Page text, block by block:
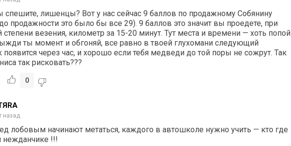
спешите, лишенцы? Вот у нас сейчас 9 баллов по продажному Собянину
продажности это было бы все 29). 9 баллов это значит вы проедете, при
степени везения, километр за 15-20 минут. Тут места и времени — хоть попой
ты момент и обгоняй, все равно в твоей глухомани следующий
появится через час, и хорошо если тебя медведи до той поры не сожрут. Так
так рисковать???
0
назад
лобовым начинают метаться, каждого в автошколе нужно учить — кто где
нежданчике !!!